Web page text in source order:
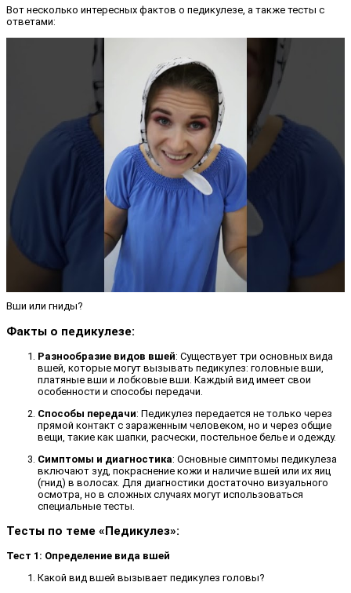
Вот несколько интересных фактов о педикулезе, а также тесты с
ответами:
Вши или гниды?
Факты о педикулезе:
Разнообразие видов вшей: Существует три основных вида
вшей, которые могут вызывать педикулез: головные вши,
платяные вши и лобковые вши. Каждый вид имеет свои
особенности и способы передачи.
Способы передачи: Педикулез передается не только через
прямой контакт с зараженным человеком, но и через общие
вещи, такие как шапки, расчески, постельное белье и одежду.
Симптомы и диагностика: Основные симптомы педикулеза
включают зуд, покраснение кожи и наличие вшей или их яиц
(гнид) в волосах. Для диагностики достаточно визуального
осмотра, но в сложных случаях могут использоваться
специальные тесты.
Тесты по теме «Педикулез»:
Тест 1: Определение вида вшей
Какой вид вшей вызывает педикулез головы?